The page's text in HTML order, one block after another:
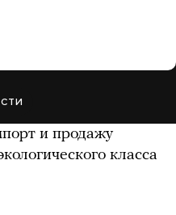
и продажу
класса